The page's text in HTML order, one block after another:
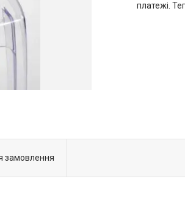
платежі.
замовлення